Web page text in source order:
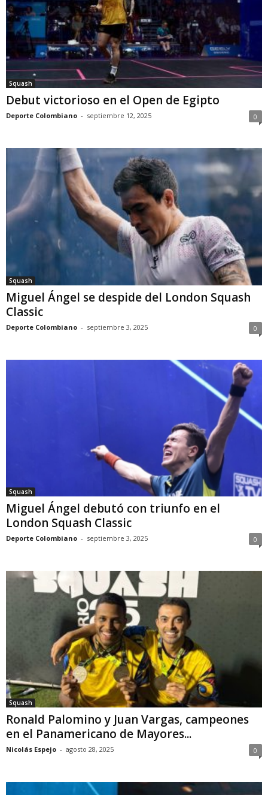
Squash
Debut victorioso en el Open de Egipto
Deporte Colombiano - septiembre 12, 2025 0
Squash
Miguel Ángel se despide del London Squash
Classic
Deporte Colombiano - septiembre 3, 2025 0
Squash
Miguel Ángel debutó con triunfo en el
London Squash Classic
Deporte Colombiano - septiembre 3, 2025 0
Squash
Ronald Palomino y Juan Vargas, campeones
en el Panamericano de Mayores...
Nicolás Espejo - agosto 28, 2025 0